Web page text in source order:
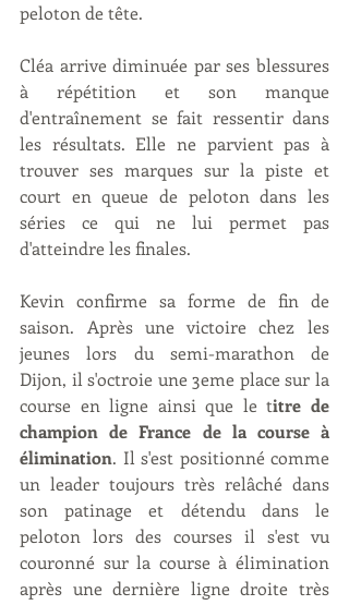
peloton de tête.
Cléa arrive diminuée par ses blessures
à répétition et son manque
d'entraînement se fait ressentir dans
les résultats. Elle ne parvient pas à
trouver ses marques sur la piste et
court en queue de peloton dans les
séries ce qui ne lui permet pas
d'atteindre les finales.
Kevin confirme sa forme de fin de
saison. Après une victoire chez les
jeunes lors du semi-marathon de
Dijon, il s'octroie une 3eme place sur la
course en ligne ainsi que le titre de
champion de France de la course à
élimination. Il s'est positionné comme
un leader toujours très relâché dans
son patinage et détendu dans le
peloton lors des courses il s'est vu
couronné sur la course à élimination
après une dernière ligne droite très